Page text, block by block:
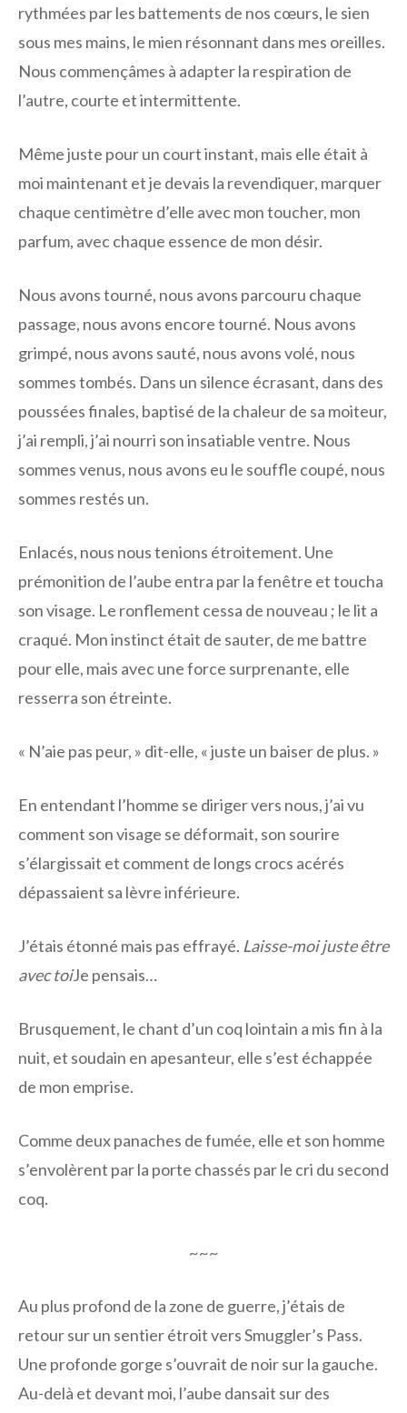
rythmées par les battements de nos cœurs, le sien
sous mes mains, le mien résonnant dans mes oreilles.
Nous commençâmes à adapter la respiration de
l’autre, courte et intermittente.
Même juste pour un court instant, mais elle était à
moi maintenant et je devais la revendiquer, marquer
chaque centimètre d’elle avec mon toucher, mon
parfum, avec chaque essence de mon désir.
Nous avons tourné, nous avons parcouru chaque
passage, nous avons encore tourné. Nous avons
grimpé, nous avons sauté, nous avons volé, nous
sommes tombés. Dans un silence écrasant, dans des
poussées finales, baptisé de la chaleur de sa moiteur,
j’ai rempli, j’ai nourri son insatiable ventre. Nous
sommes venus, nous avons eu le souffle coupé, nous
sommes restés un.
Enlacés, nous nous tenions étroitement. Une
prémonition de l’aube entra par la fenêtre et toucha
son visage. Le ronflement cessa de nouveau ; le lit a
craqué. Mon instinct était de sauter, de me battre
pour elle, mais avec une force surprenante, elle
resserra son étreinte.
« N’aie pas peur, » dit-elle, « juste un baiser de plus. »
En entendant l’homme se diriger vers nous, j’ai vu
comment son visage se déformait, son sourire
s’élargissait et comment de longs crocs acérés
dépassaient sa lèvre inférieure.
J’étais étonné mais pas effrayé. Laisse-moi juste être
avec toiJe pensais…
Brusquement, le chant d’un coq lointain a mis fin à la
nuit, et soudain en apesanteur, elle s’est échappée
de mon emprise.
Comme deux panaches de fumée, elle et son homme
s’envolèrent par la porte chassés par le cri du second
coq.
~~~
Au plus profond de la zone de guerre, j’étais de
retour sur un sentier étroit vers Smuggler’s Pass.
Une profonde gorge s’ouvrait de noir sur la gauche.
Au-delà et devant moi, l’aube dansait sur des